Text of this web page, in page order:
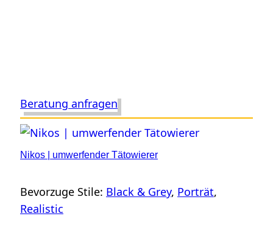
Beratung anfragen
Nikos | umwerfender Tätowierer
Bevorzuge Stile: Black & Grey, Porträt
Realistic